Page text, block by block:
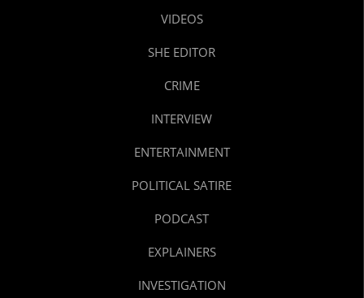
VIDEOS
SHE EDITOR
CRIME
INTERVIEW
ENTERTAINMENT
POLITICAL SATIRE
PODCAST
EXPLAINERS
INVESTIGATION